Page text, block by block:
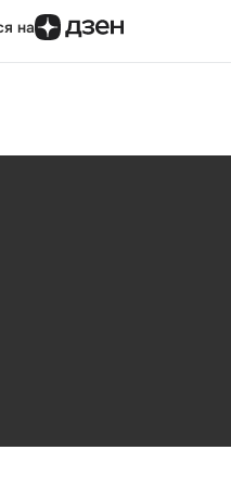
на